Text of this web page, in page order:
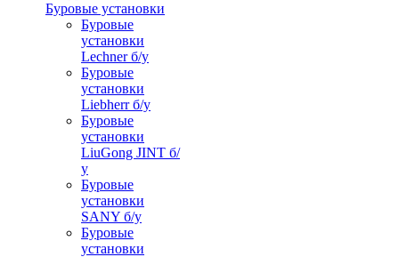
Буровые установки
Буровые
установки
Lechner б/у
Буровые
установки
Liebherr б/у
Буровые
установки
LiuGong JINT б/
у
Буровые
установки
SANY б/у
Буровые
установки